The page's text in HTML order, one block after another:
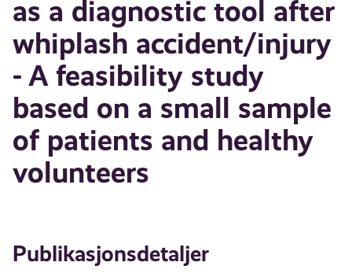
as a diagnostic tool after
whiplash accident/injury
- A feasibility study
based on a small sample
of patients and healthy
volunteers
Publikasjonsdetaljer